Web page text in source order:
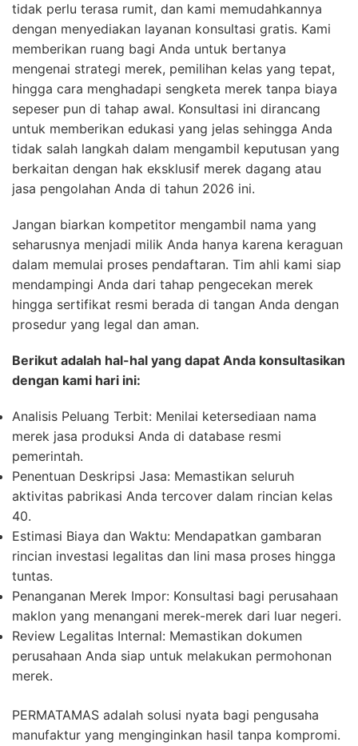
tidak perlu terasa rumit, dan kami memudahkannya
dengan menyediakan layanan konsultasi gratis. Kami
memberikan ruang bagi Anda untuk bertanya
mengenai strategi merek, pemilihan kelas yang tepat,
hingga cara menghadapi sengketa merek tanpa biaya
sepeser pun di tahap awal. Konsultasi ini dirancang
untuk memberikan edukasi yang jelas sehingga Anda
tidak salah langkah dalam mengambil keputusan yang
berkaitan dengan hak eksklusif merek dagang atau
jasa pengolahan Anda di tahun 2026 ini.
Jangan biarkan kompetitor mengambil nama yang
seharusnya menjadi milik Anda hanya karena keraguan
dalam memulai proses pendaftaran. Tim ahli kami siap
mendampingi Anda dari tahap pengecekan merek
hingga sertifikat resmi berada di tangan Anda dengan
prosedur yang legal dan aman.
Berikut adalah hal-hal yang dapat Anda konsultasikan
dengan kami hari ini:
Analisis Peluang Terbit: Menilai ketersediaan nama
merek jasa produksi Anda di database resmi
pemerintah.
Penentuan Deskripsi Jasa: Memastikan seluruh
aktivitas pabrikasi Anda tercover dalam rincian kelas
40.
Estimasi Biaya dan Waktu: Mendapatkan gambaran
rincian investasi legalitas dan lini masa proses hingga
tuntas.
Penanganan Merek Impor: Konsultasi bagi perusahaan
maklon yang menangani merek-merek dari luar negeri.
Review Legalitas Internal: Memastikan dokumen
perusahaan Anda siap untuk melakukan permohonan
merek.
PERMATAMAS adalah solusi nyata bagi pengusaha
manufaktur yang menginginkan hasil tanpa kompromi.